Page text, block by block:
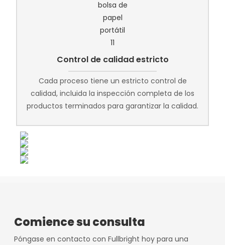
Control de calidad estricto
Cada proceso tiene un estricto control de
calidad, incluida la inspección completa de los
productos terminados para garantizar la calidad.
Comience su consulta
Póngase en contacto con Fullbright hoy para una